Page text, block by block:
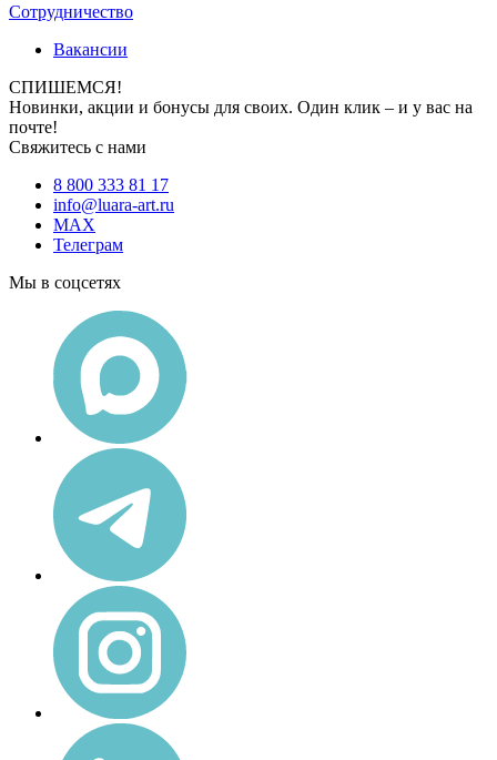
Сотрудничество
Вакансии
СПИШЕМСЯ!
Новинки, акции и бонусы для своих. Один клик – и у вас на
почте!
Свяжитесь с нами
8 800 333 81 17
info@luara-art.ru
MAX
Телеграм
Мы в соцсетях